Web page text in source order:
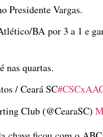
Presidente Vargas.
BA por 3 a 1 e
nas quartas.
/ Ceará SC
Club (@CearaSC)